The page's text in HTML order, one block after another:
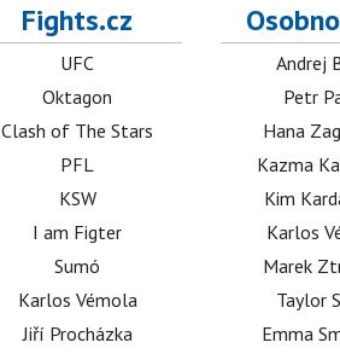
Fights.cz
UFC
Oktagon
Clash of The Stars
PFL
KSW
I am Figter
Sumó
Karlos Vémola
Jiří Procházka
Andrej
Petr
Hana
Kazma
Kim
Karlos
Marek
Taylor
Emma